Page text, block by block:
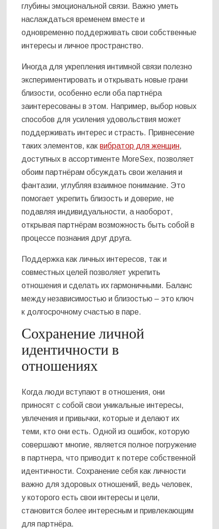
глубины эмоциональной связи. Важно уметь
наслаждаться временем вместе и
одновременно поддерживать свои собственные
интересы и личное пространство.
Иногда для укрепления интимной связи полезно
экспериментировать и открывать новые грани
близости, особенно если оба партнёра
заинтересованы в этом. Например, выбор новых
способов для усиления удовольствия может
поддерживать интерес и страсть. Привнесение
таких элементов, каквибратор для женщин,
доступных в ассортименте MoreSex, позволяет
обоим партнёрам обсуждать свои желания и
фантазии, углубляя взаимное понимание. Это
помогает укрепить близость и доверие, не
подавляя индивидуальности, а наоборот,
открывая партнёрам возможность быть собой в
процессе познания друг друга.
Поддержка как личных интересов, так и
совместных целей позволяет укрепить
отношения и сделать их гармоничными. Баланс
между независимостью и близостью – это ключ
к долгосрочному счастью в паре.
Сохранение личной
идентичности в
отношениях
Когда люди вступают в отношения, они
приносят с собой свои уникальные интересы,
увлечения и привычки, которые и делают их
теми, кто они есть. Одной из ошибок, которую
совершают многие, является полное погружение
в партнера, что приводит к потере собственной
идентичности. Сохранение себя как личности
важно для здоровых отношений, ведь человек,
у которого есть свои интересы и цели,
становится более интересным и привлекающим
для партнёра.